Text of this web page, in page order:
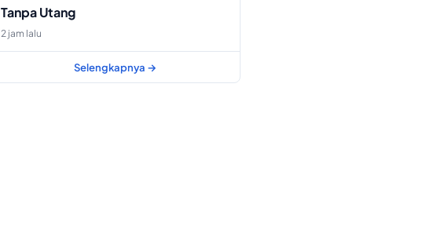
Tanpa Utang
2 jam lalu
Selengkapnya →